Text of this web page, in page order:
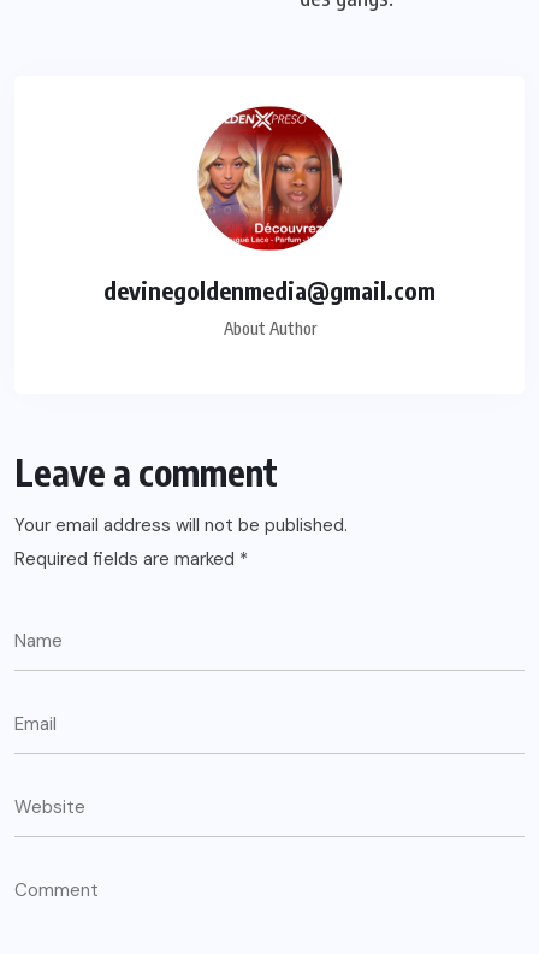
devinegoldenmedia@gmail.com
About Author
Leave a comment
Your email address will not be published.
Required fields are marked *